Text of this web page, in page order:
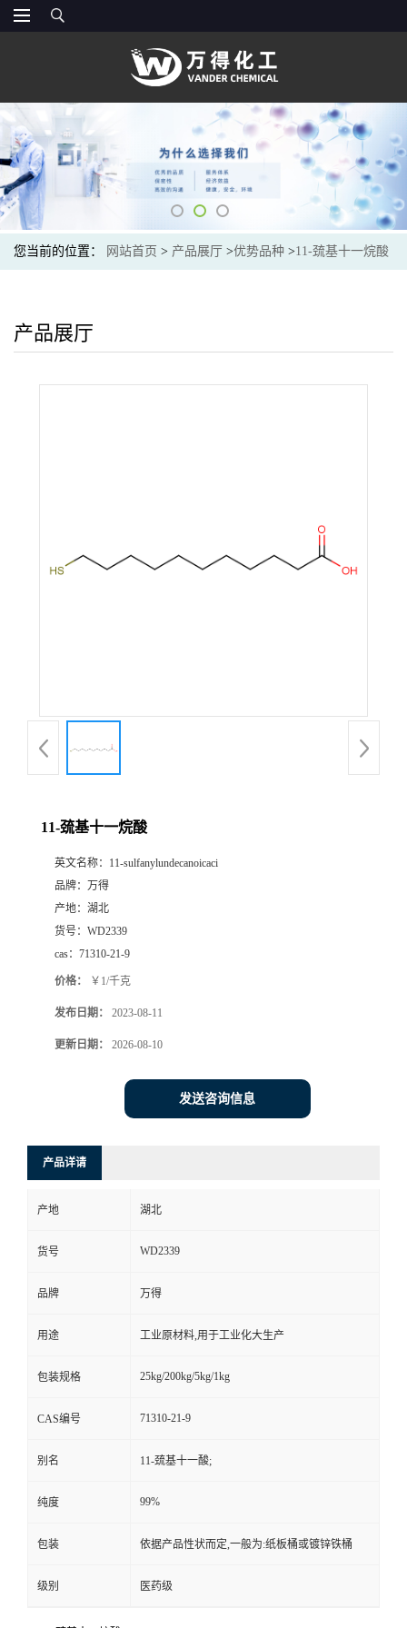
您当前的位置： 网站首页 > 产品展厅 >优势品种 >11-巯基十一烷酸
产品展厅
11-巯基十一烷酸
英文名称： 11-sulfanylundecanoicaci
品牌： 万得
产地： 湖北
货号： WD2339
cas： 71310-21-9
价格： ￥1/千克
发布日期： 2023-08-11
更新日期： 2026-08-10
发送咨询信息
产品详请
产地 湖北
货号 WD2339
品牌 万得
用途 工业原材料,用于工业化大生产
包装规格 25kg/200kg/5kg/1kg
CAS编号 71310-21-9
别名 11-巯基十一酸;
纯度 99%
包装 依据产品性状而定,一般为:纸板桶或镀锌铁桶
级别 医药级